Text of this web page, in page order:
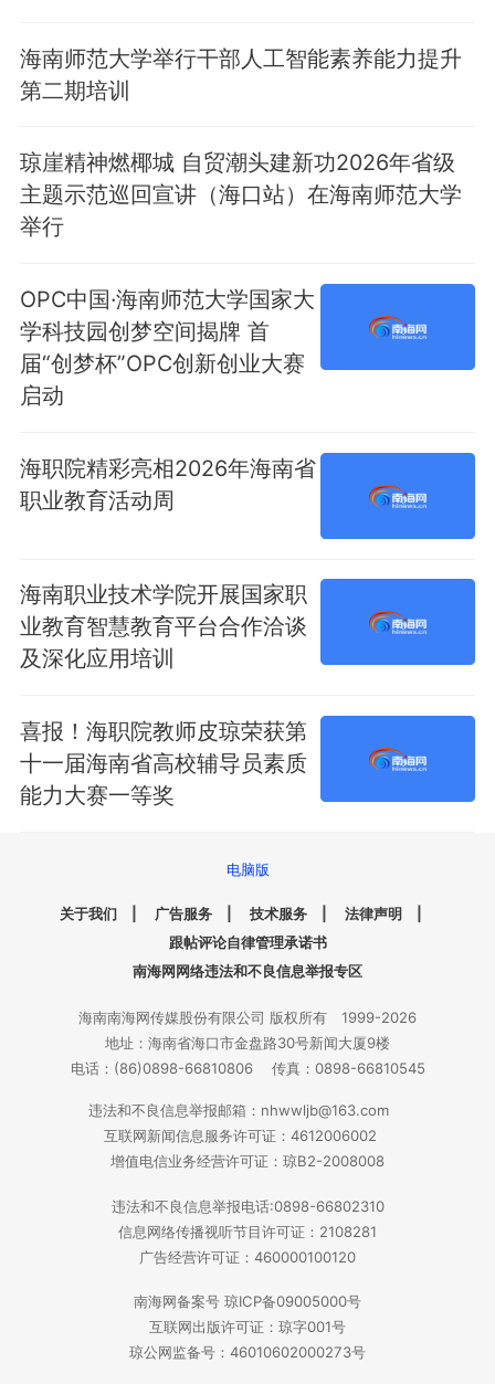
海南师范大学举行干部人工智能素养能力提升
第二期培训
琼崖精神燃椰城 自贸潮头建新功2026年省级
主题示范巡回宣讲（海口站）在海南师范大学
举行
OPC中国·海南师范大学国家大
学科技园创梦空间揭牌 首
届“创梦杯”OPC创新创业大赛
启动
海职院精彩亮相2026年海南省
职业教育活动周
海南职业技术学院开展国家职
业教育智慧教育平台合作洽谈
及深化应用培训
喜报！海职院教师皮琼荣获第
十一届海南省高校辅导员素质
能力大赛一等奖
电脑版
关于我们| 广告服务| 技术服务| 法律声明
跟帖评论自律管理承诺书
南海网网络违法和不良信息举报专区
海南南海网传媒股份有限公司 版权所有 1999-2026
地址：海南省海口市金盘路30号新闻大厦9楼
电话：(86)0898-66810806 传真：0898-66810545
违法和不良信息举报邮箱：nhwwljb@163.com
互联网新闻信息服务许可证：4612006002
增值电信业务经营许可证：琼B2-2008008
违法和不良信息举报电话:0898-66802310
信息网络传播视听节目许可证：2108281
广告经营许可证：460000100120
南海网备案号 琼ICP备09005000号
互联网出版许可证：琼字001号
琼公网监备号：46010602000273号